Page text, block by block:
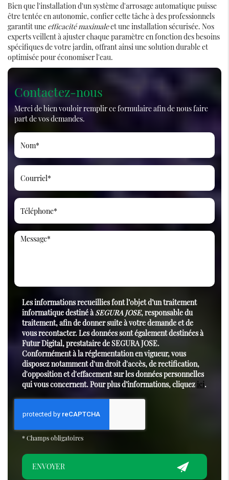
Bien que l'installation d'un système d'arrosage automatique puisse
être tentée en autonomie, confier cette tâche à des professionnels
garantit une efficacité maximaleet une installation sécurisée. Nos
experts veillent à ajuster chaque paramètre en fonction des besoins
spécifiques de votre jardin, offrant ainsi une solution durable et
optimisée pour économiser l'eau.
Contactez-nous
Merci de bien vouloir remplir ce formulaire afin de nous faire
part de vos demandes.
Les informations recueillies font l’objet d’un traitement
informatique destiné àSEGURA JOSE, responsable du
traitement, afin de donner suite à votre demande et de
vous recontacter. Les données sont également destinées à
Futur Digital, prestataire de SEGURA JOSE.
Conformément à la réglementation en vigueur, vous
disposez notamment d'un droit d'accès, de rectification,
d'opposition et d'effacement sur les données personnelles
qui vous concernent. Pour plus d’informations, cliquez ici.
* Champs obligatoires